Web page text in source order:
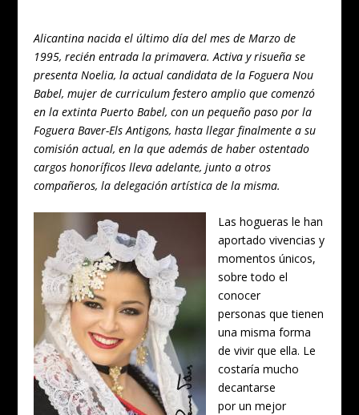
Alicantina nacida el último día del mes de Marzo de
1995, recién entrada la primavera. Activa y risueña se
presenta Noelia, la actual candidata de la Foguera Nou
Babel, mujer de curriculum festero amplio que comenzó
en la extinta Puerto Babel, con un pequeño paso por la
Foguera Baver-Els Antigons, hasta llegar finalmente a su
comisión actual, en la que además de haber ostentado
cargos honoríficos lleva adelante, junto a otros
compañeros, la delegación artística de la misma.
Las hogueras le han
aportado vivencias y
momentos únicos,
sobre todo el
conocer
personas que tienen
una misma forma
de vivir que ella. Le
costaría mucho
decantarse
por un mejor